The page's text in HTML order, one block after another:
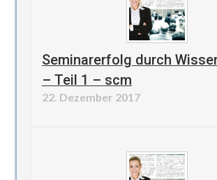
Seminarerfolg durch
– Teil 1 – scm
22. Dezember 2017